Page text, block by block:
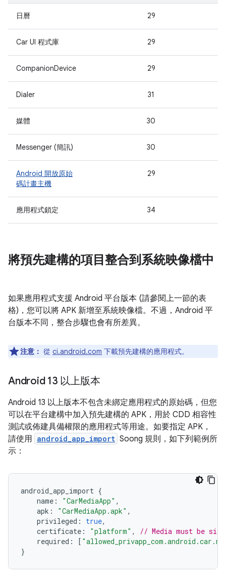
日曆 29
Car UI 程式庫 29
CompanionDevice 29
Dialer 31
媒體 30
Messenger (簡訊) 30
Android 開放原始
碼計畫主機
29
應用程式鎖定 34
將預先建構的項目整合到系統映像檔中
如果應用程式支援 Android 平台版本 (請參閱上一節的表
格)，您可以將 APK 新增至系統映像檔。不過，Android 平
台版本不同，整合步驟也會有所差異。
注意： 從 ci.android.com 下載預先建構的應用程式。
Android 13 以上版本
Android 13 以上版本不包含未綁定應用程式的原始碼，但您
可以在平台建構中加入預先建構的 APK，用於 CDD 相容性
測試或佈建具備權限的應用程式等用途。如要指定 APK，
請使用 android_app_import Soong 規則，如下列範例所
示：
android_app_import {
name : "CarMediaApp" ,
apk : "CarMediaApp.apk" ,
privileged : true,
certificate : "platform" ,
// Media must be
required : [
}